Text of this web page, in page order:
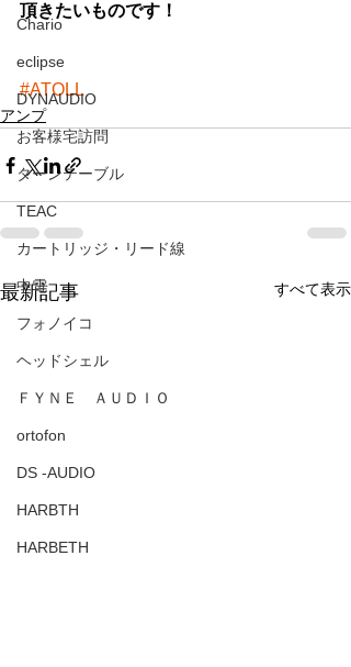
Chario
eclipse
DYNAUDIO
お客様宅訪問
ターンテーブル
TEAC
カートリッジ・リード線
中電
フォノイコ
ヘッドシェル
ＦＹＮＥ ＡＵＤＩＯ
ortofon
DS -AUDIO
HARBTH
HARBETH
頂きたいものです！
#ATOLL
アンプ
最新記事 すべて表示